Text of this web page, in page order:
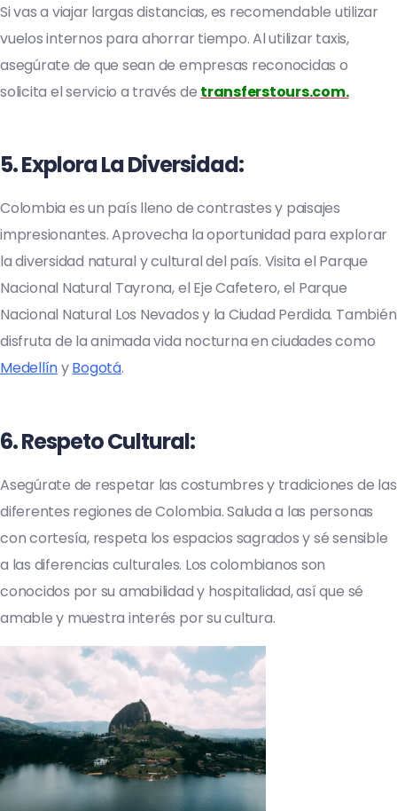
Si vas a viajar largas distancias, es recomendable utilizar
vuelos internos para ahorrar tiempo. Al utilizar taxis,
asegúrate de que sean de empresas reconocidas o
solicita el servicio a través de transferstours.com.
5.Explora La Diversidad:
Colombia es un país lleno de contrastes y paisajes
impresionantes. Aprovecha la oportunidad para explorar
la diversidad natural y cultural del país. Visita el Parque
Nacional Natural Tayrona, el Eje Cafetero, el Parque
Nacional Natural Los Nevados y la Ciudad Perdida. También
disfruta de la animada vida nocturna en ciudades como
MedellínyBogotá.
6.Respeto Cultural:
Asegúrate de respetar las costumbres y tradiciones de las
diferentes regiones de Colombia. Saluda a las personas
con cortesía, respeta los espacios sagrados y sé sensible
a las diferencias culturales. Los colombianos son
conocidos por su amabilidad y hospitalidad, así que sé
amable y muestra interés por su cultura.